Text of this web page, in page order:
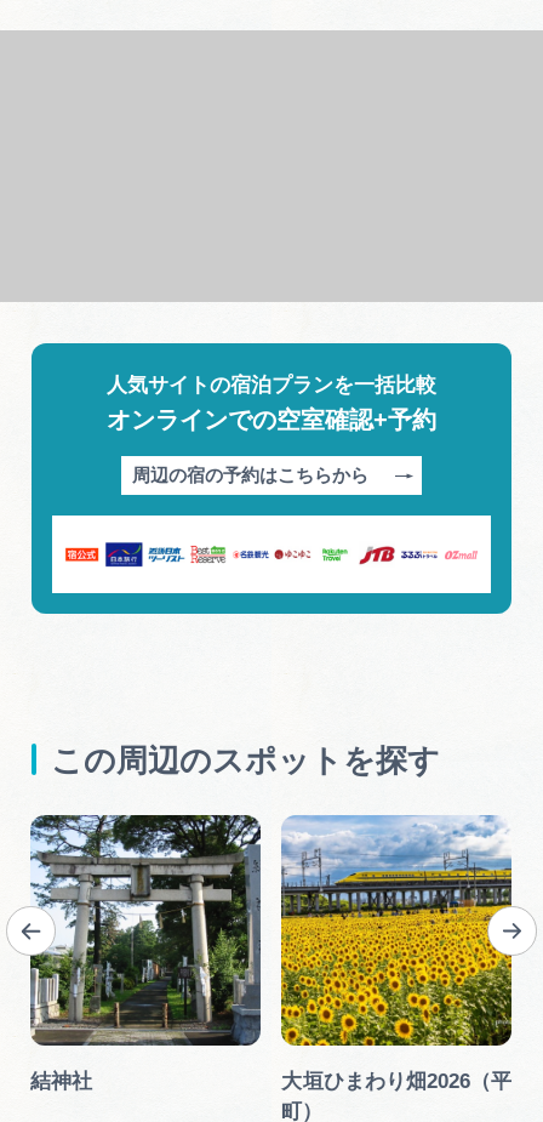
人気サイトの宿泊プランを一括比較
オンラインでの空室確認+予約
周辺の宿の予約はこちらから
この周辺のスポットを探す
結神社
大垣ひまわり畑2026（平
町）